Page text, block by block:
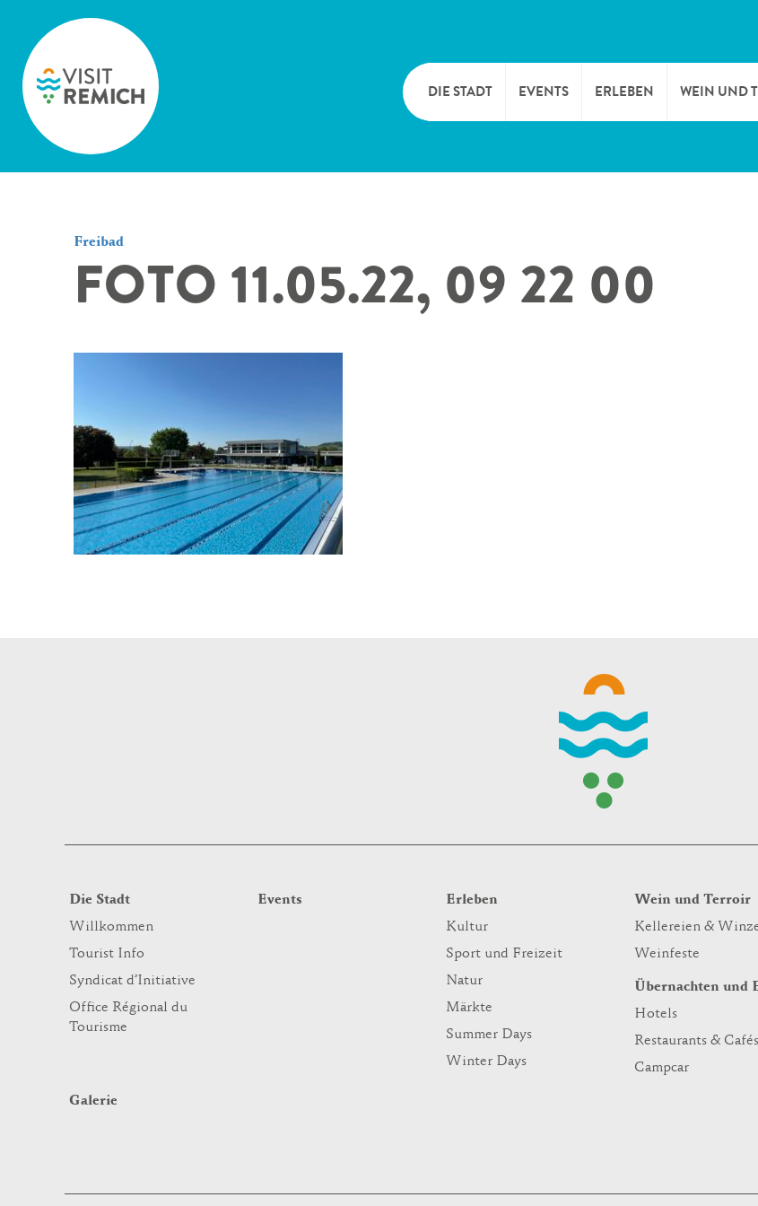
DIE STADT
SYNDICAT D’INITIATIVE
EVENTS ERLEBEN
NATUR
WEIN UND
Freibad
FOTO 11.05.22, 09 22 00
Die Stadt
Willkommen
Tourist Info
Syndicat d’Initiative
Office Régional du
Tourisme
Events
Erleben
Kultur
Sport und Freizeit
Natur
Märkte
Summer Days
Winter Days
Wein und Terroir
Kellereien &
Weinfeste
Übernachten und
Hotels
Restaurants & Cafés
Campcar
Galerie